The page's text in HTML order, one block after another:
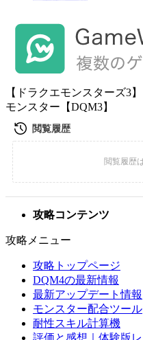
【ドラクエモンスターズ3
モンスター【DQM3】
攻略コンテンツ
攻略メニュー
攻略トップページ
DQM4の最新情報
最新アップデート情報
モンスター配合ツール
耐性スキル計算機
評価と感想｜体験版